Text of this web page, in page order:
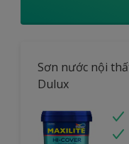
Sơn nước nội
Dulux